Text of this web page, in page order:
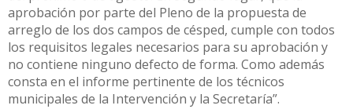
aprobación por parte del Pleno de la propuesta de
arreglo de los dos campos de césped, cumple con todos
los requisitos legales necesarios para su aprobación y
no contiene ninguno defecto de forma. Como además
consta en el informe pertinente de los técnicos
municipales de la Intervención y la Secretaría”.